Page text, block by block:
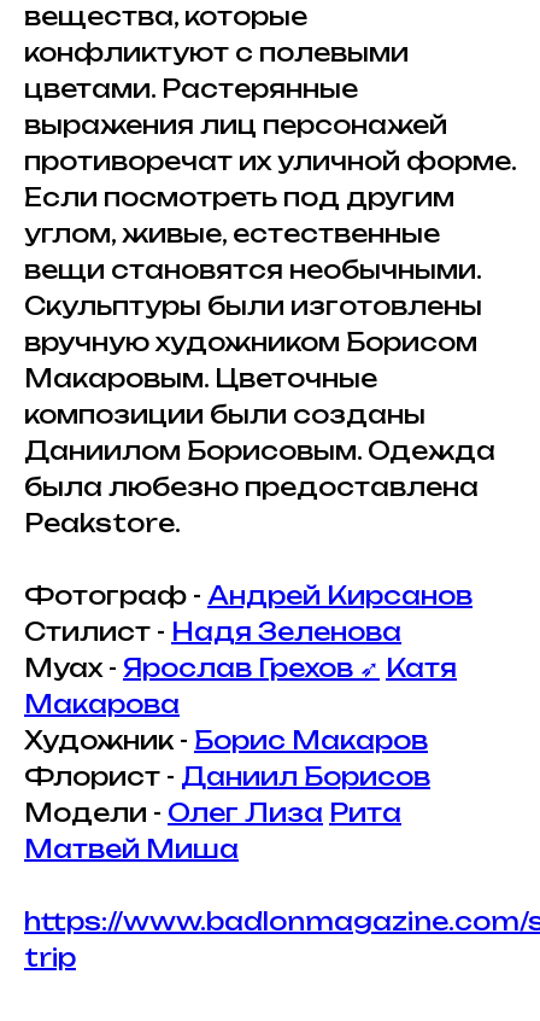
вещества, которые
конфликтуют с полевыми
цветами. Растерянные
выражения лиц персонажей
противоречат их уличной форме.
Если посмотреть под другим
углом, живые, естественные
вещи становятся необычными.
Скульптуры были изготовлены
вручную художником Борисом
Макаровым. Цветочные
композиции были созданы
Даниилом Борисовым. Одежда
была любезно предоставлена ​​
Peakstore.
Фотограф - Андрей Кирсанов
Стилист - Надя Зеленова
Муах - Ярослав Грехов ➶ Катя
Макарова
Художник - Борис Макаров
Флорист - Даниил Борисов
Модели - Олег Лиза Рита
Матвей Миша
https://www.badlonmagazine.com/
trip